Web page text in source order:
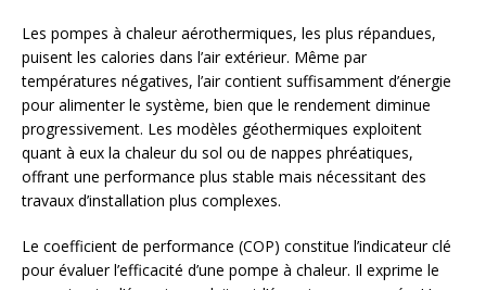
Les pompes à chaleur aérothermiques, les plus répandues,
puisent les calories dans l’air extérieur. Même par
températures négatives, l’air contient suffisamment d’énergie
pour alimenter le système, bien que le rendement diminue
progressivement. Les modèles géothermiques exploitent
quant à eux la chaleur du sol ou de nappes phréatiques,
offrant une performance plus stable mais nécessitant des
travaux d’installation plus complexes.
Le coefficient de performance (COP) constitue l’indicateur clé
pour évaluer l’efficacité d’une pompe à chaleur. Il exprime le